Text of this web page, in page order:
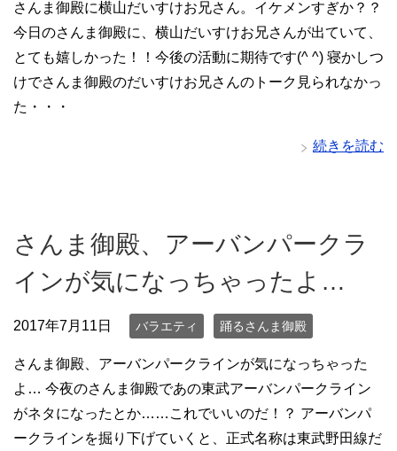
さんま御殿に横山だいすけお兄さん。イケメンすぎか？？
今日のさんま御殿に、横山だいすけお兄さんが出ていて、
とても嬉しかった！！今後の活動に期待です(^ ^) 寝かしつ
けでさんま御殿のだいすけお兄さんのトーク見られなかっ
た・・・
続きを読む
さんま御殿、アーバンパークラ
インが気になっちゃったよ…
2017年7月11日 バラエティ 踊るさんま御殿
さんま御殿、アーバンパークラインが気になっちゃった
よ… 今夜のさんま御殿であの東武アーバンパークライン
がネタになったとか……これでいいのだ！？ アーバンパ
ークラインを掘り下げていくと、正式名称は東武野田線だ